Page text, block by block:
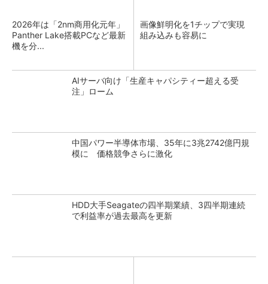
2026年は「2nm商用化元年」
Panther Lake搭載PCなど最新
機を分...
画像鮮明化を1チップで実現
組み込みも容易に
AIサーバ向け「生産キャパシティー超える受
注」ローム
中国パワー半導体市場、35年に3兆2742億円規
模に 価格競争さらに激化
HDD大手Seagateの四半期業績、3四半期連続
で利益率が過去最高を更新